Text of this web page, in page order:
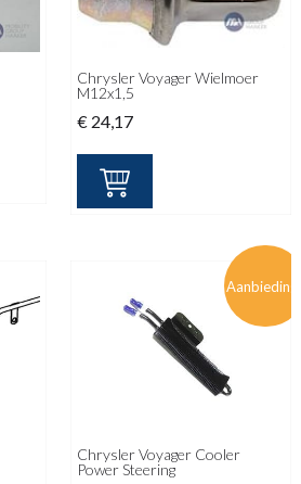
Chrysler Voyager Wielmoer
M12x1,5
€ 24,17
Chrysler Voyager Cooler
Power Steering